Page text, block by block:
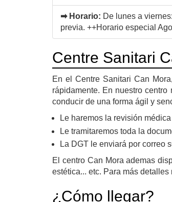
➡ Horario: De lunes a
previa. ++Horario especial
Centre Sanitari
En el Centre Sanitari Can
rápidamente. En nuestro
conducir de una forma ágil y
Le haremos la revisión
Le tramitaremos toda la
La DGT le enviará por correo
El centro Can Mora ademas
estética... etc. Para más
¿Cómo llegar?